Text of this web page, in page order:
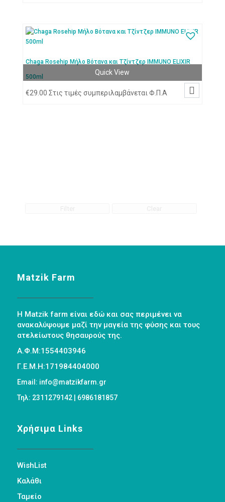
Chaga Rosehip Μήλο Βότανα και Τζίντζερ IMMUNO ELIXIR
500ml
€29.00 Στις τιμές συμπεριλαμβάνεται Φ.Π.Α
Quick View

Matzik Farm
Η Matzik farm είναι εδώ και σας περιμένει να
ανακαλύψουμε μαζί την μαγεία της φύσης και τους
ατελείωτους θησαυρούς της.
Α.Φ.Μ:1554403946
Γ.Ε.Μ.Η:171984404000
Email: info@matzikfarm.gr
Τηλ: 2311279142 | 6986181857
Χρήσιμα Links
WishList
Καλάθι
Ταμείο